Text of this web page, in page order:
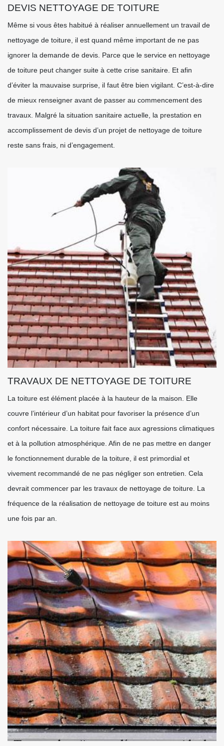
DEVIS NETTOYAGE DE TOITURE
Même si vous êtes habitué à réaliser annuellement un travail de
nettoyage de toiture, il est quand même important de ne pas
ignorer la demande de devis. Parce que le service en nettoyage
de toiture peut changer suite à cette crise sanitaire. Et afin
d’éviter la mauvaise surprise, il faut être bien vigilant. C’est-à-dire
de mieux renseigner avant de passer au commencement des
travaux. Malgré la situation sanitaire actuelle, la prestation en
accomplissement de devis d’un projet de nettoyage de toiture
reste sans frais, ni d’engagement.
TRAVAUX DE NETTOYAGE DE TOITURE
La toiture est élément placée à la hauteur de la maison. Elle
couvre l’intérieur d’un habitat pour favoriser la présence d’un
confort nécessaire. La toiture fait face aux agressions climatiques
et à la pollution atmosphérique. Afin de ne pas mettre en danger
le fonctionnement durable de la toiture, il est primordial et
vivement recommandé de ne pas négliger son entretien. Cela
devrait commencer par les travaux de nettoyage de toiture. La
fréquence de la réalisation de nettoyage de toiture est au moins
une fois par an.